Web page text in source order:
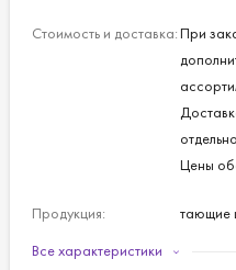
Стоимость и доставка:При
Цены
Продукция:
тающие
Все характеристики